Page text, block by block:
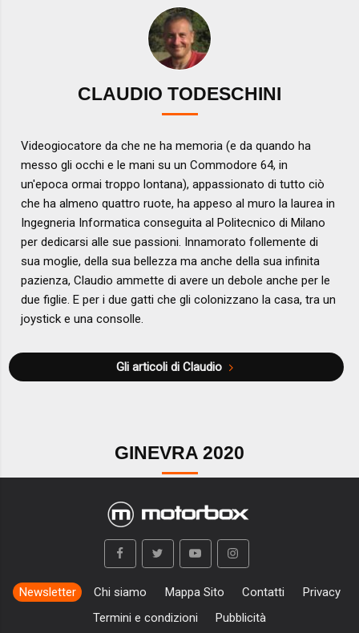
CLAUDIO TODESCHINI
Videogiocatore da che ne ha memoria (e da quando ha
messo gli occhi e le mani su un Commodore 64, in
un'epoca ormai troppo lontana), appassionato di tutto ciò
che ha almeno quattro ruote, ha appeso al muro la laurea in
Ingegneria Informatica conseguita al Politecnico di Milano
per dedicarsi alle sue passioni. Innamorato follemente di
sua moglie, della sua bellezza ma anche della sua infinita
pazienza, Claudio ammette di avere un debole anche per le
due figlie. E per i due gatti che gli colonizzano la casa, tra un
joystick e una consolle.
Gli articoli di Claudio
GINEVRA 2020
Newsletter Chi siamo Mappa Sito Contatti
Privacy
Termini e condizioni
Pubblicità